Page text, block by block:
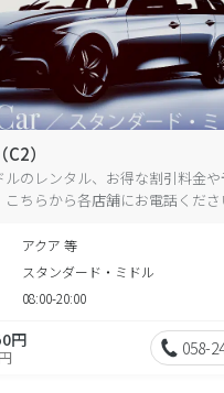
）
のレンタル、お得な割引料金や
ちらから各店舗にお電話くださ
アクア 等
スタンダード・ミドル
08:00-20:00
円 058-